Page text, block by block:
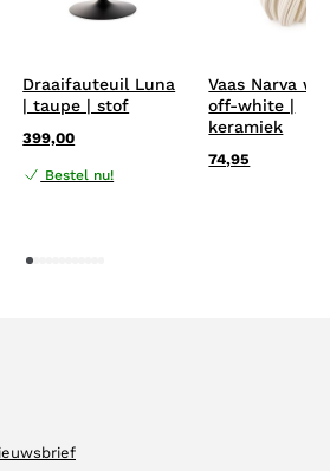
Draaifauteuil Luna
| taupe | stof
399,00
Bestel nu!
Vaas Narva
off-white |
keramiek
74,95
1